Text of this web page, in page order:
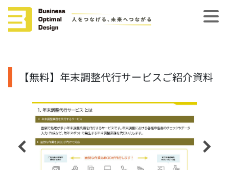
【無料】年末調整代行サービスご紹介資料